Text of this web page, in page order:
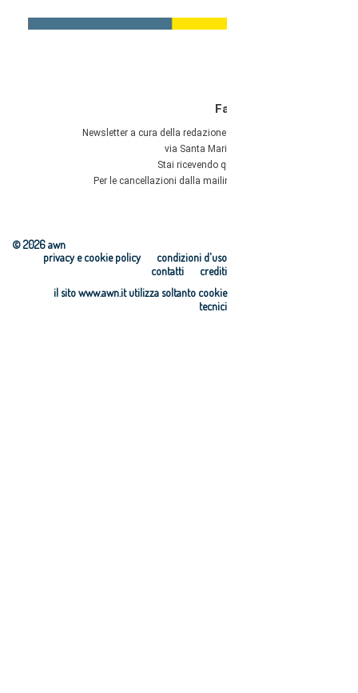
© 2026 awn
condizioni d'uso
privacy e cookie policy
crediti
contatti
il sito www.awn.it utilizza soltanto cookie
tecnici